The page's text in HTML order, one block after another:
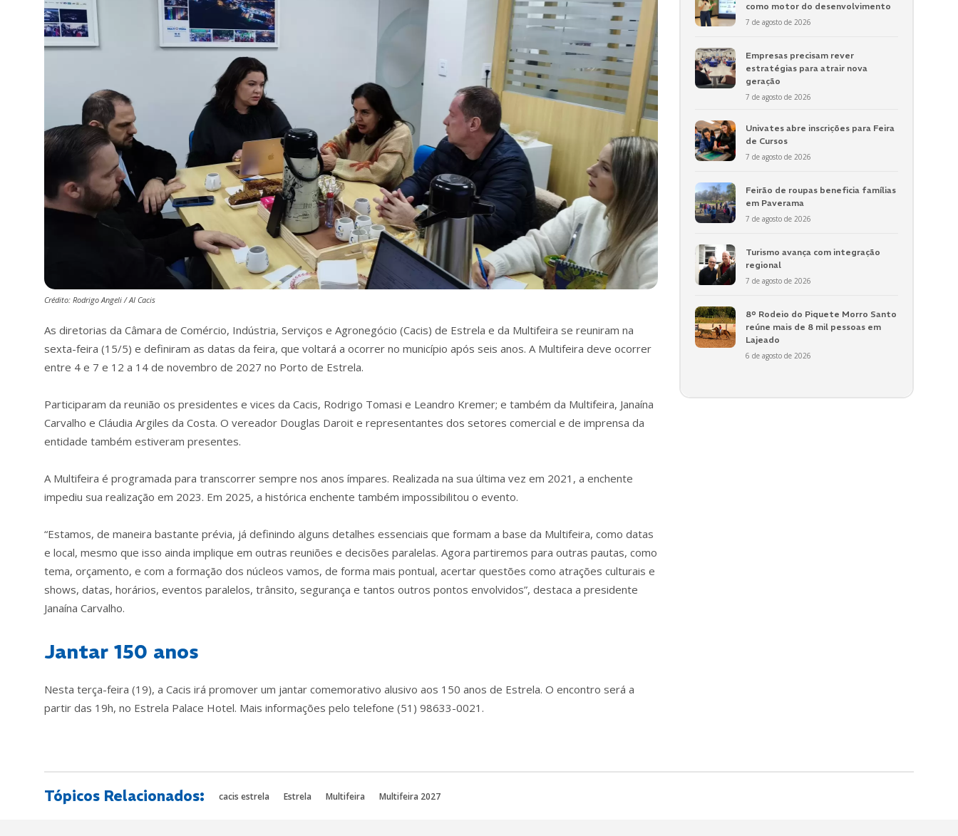
Crédito: Rodrigo Angeli / AI Cacis
As diretorias da Câmara de Comércio, Indústria, Serviços e Agronegócio (Cacis) de Estrela e da Multifeira se reuniram na
sexta-feira (15/5) e definiram as datas da feira, que voltará a ocorrer no município após seis anos. A Multifeira deve ocorrer
entre 4 e 7 e 12 a 14 de novembro de 2027 no Porto de Estrela.
Participaram da reunião os presidentes e vices da Cacis, Rodrigo Tomasi e Leandro Kremer; e também da Multifeira, Janaína
Carvalho e Cláudia Argiles da Costa. O vereador Douglas Daroit e representantes dos setores comercial e de imprensa da
entidade também estiveram presentes.
A Multifeira é programada para transcorrer sempre nos anos ímpares. Realizada na sua última vez em 2021, a enchente
impediu sua realização em 2023. Em 2025, a histórica enchente também impossibilitou o evento.
“Estamos, de maneira bastante prévia, já definindo alguns detalhes essenciais que formam a base da Multifeira, como datas
e local, mesmo que isso ainda implique em outras reuniões e decisões paralelas. Agora partiremos para outras pautas, como
tema, orçamento, e com a formação dos núcleos vamos, de forma mais pontual, acertar questões como atrações culturais e
shows, datas, horários, eventos paralelos, trânsito, segurança e tantos outros pontos envolvidos”, destaca a presidente
Janaína Carvalho.
Jantar 150 anos
Nesta terça-feira (19), a Cacis irá promover um jantar comemorativo alusivo aos 150 anos de Estrela. O encontro será a
partir das 19h, no Estrela Palace Hotel. Mais informações pelo telefone (51) 98633-0021.
como motor do desenvolvimento
7 de agosto de 2026
Empresas precisam rever
estratégias para atrair nova
geração
7 de agosto de 2026
Univates abre inscrições para Feira
de Cursos
7 de agosto de 2026
Feirão de roupas beneficia famílias
em Paverama
7 de agosto de 2026
Turismo avança com integração
regional
7 de agosto de 2026
8º Rodeio do Piquete Morro Santo
reúne mais de 8 mil pessoas em
Lajeado
6 de agosto de 2026
Tópicos Relacionados: cacis estrela Estrela Multifeira Multifeira 2027